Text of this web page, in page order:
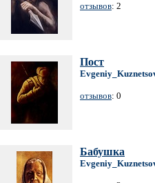
отзывов: 2
Пост
отзывов: 0
Бабушка